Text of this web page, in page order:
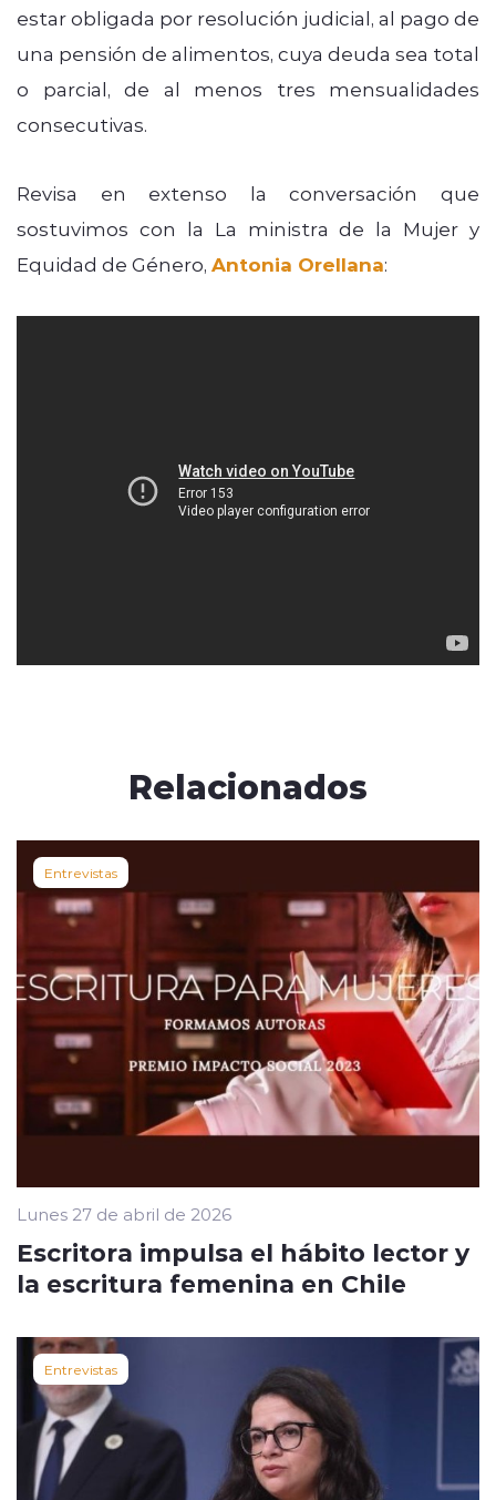
estar obligada por resolución judicial, al pago de
una pensión de alimentos, cuya deuda sea total
o parcial, de al menos tres mensualidades
consecutivas.
Revisa en extenso la conversación que
sostuvimos con la La ministra de la Mujer y
Equidad de Género, Antonia Orellana:
Relacionados
Entrevistas
Lunes 27 de abril de 2026
Escritora impulsa el hábito lector y
la escritura femenina en Chile
Entrevistas